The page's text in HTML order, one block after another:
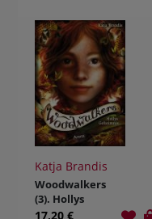
Katja Brandis
Woodwalkers
(3). Hollys
Geheimnis
17,20 €